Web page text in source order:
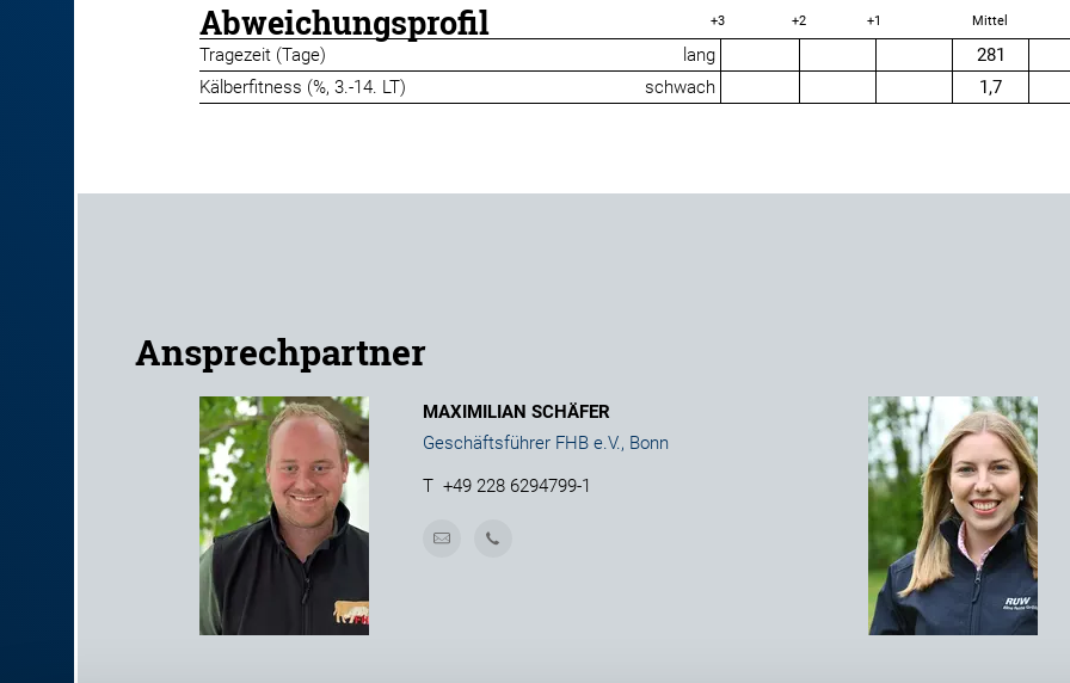
Abweichungsprofil +3 +2 +1 Mittel
Tragezeit (Tage) lang
281
Kälberfitness (%, 3.-14. LT)
schwach 1,7
Ansprechpartner
MAXIMILIAN SCHÄFER
Geschäftsführer FHB e.V., Bonn
T +49 228 6294799-1